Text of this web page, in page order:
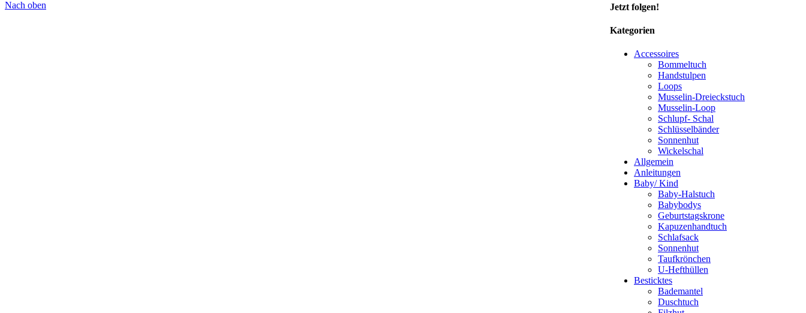
Jetzt folgen!
Kategorien
Accessoires
Bommeltuch
Handstulpen
Loops
Musselin-Dreieckstuch
Musselin-Loop
Schlupf- Schal
Schlüsselbänder
Sonnenhut
Wickelschal
Allgemein
Anleitungen
Baby/ Kind
Baby-Halstuch
Babybodys
Geburtstagskrone
Kapuzenhandtuch
Schlafsack
Sonnenhut
Taufkrönchen
U-Hefthüllen
Besticktes
Bademantel
Duschtuch
Nach oben